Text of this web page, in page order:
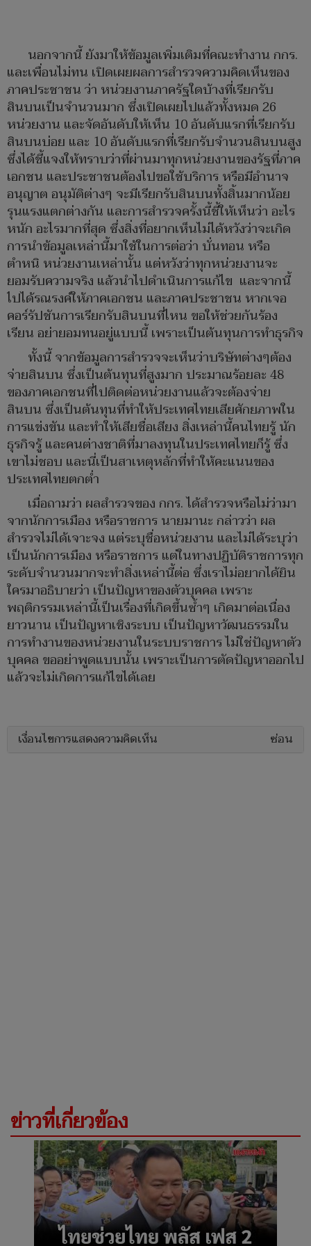
นอกจากนี้ ยังมาให้ข้อมูลเพิ่มเติมที่คณะทำงาน กกร.
และเพื่อนไม่ทน เปิดเผยผลการสำรวจความคิดเห็นของ
ภาคประชาชน ว่า หน่วยงานภาครัฐใดบ้างที่เรียกรับ
สินบนเป็นจำนวนมาก ซึ่งเปิดเผยไปแล้วทั้งหมด 26
หน่วยงาน และจัดอันดับให้เห็น 10 อันดับแรกที่เรียกรับ
สินบนบ่อย และ 10 อันดับแรกที่เรียกรับจำนวนสินบนสูง
ซึ่งได้ชี้แจงให้ทราบว่าที่ผ่านมาทุกหน่วยงานของรัฐที่ภาค
เอกชน และประชาชนต้องไปขอใช้บริการ หรือมีอำนาจ
อนุญาต อนุมัติต่างๆ จะมีเรียกรับสินบนทั้งสิ้นมากน้อย
รุนแรงแตกต่างกัน และการสำรวจครั้งนี้ชี้ให้เห็นว่า อะไร
หนัก อะไรมากที่สุด ซึ่งสิ่งที่อยากเห็นไม่ได้หวังว่าจะเกิด
การนำข้อมูลเหล่านี้มาใช้ในการต่อว่า บั่นทอน หรือ
ตำหนิ หน่วยงานเหล่านั้น แต่หวังว่าทุกหน่วยงานจะ
ยอมรับความจริง แล้วนำไปดำเนินการแก้ไข และจากนี้
ไปได้รณรงค์ให้ภาคเอกชน และภาคประชาชน หากเจอ
คอร์รัปชันการเรียกรับสินบนที่ไหน ขอให้ช่วยกันร้อง
เรียน อย่ายอมทนอยู่แบบนี้ เพราะเป็นต้นทุนการทำธุรกิจ
ทั้งนี้ จากข้อมูลการสำรวจจะเห็นว่าบริษัทต่างๆต้อง
จ่ายสินบน ซึ่งเป็นต้นทุนที่สูงมาก ประมาณร้อยละ 48
ของภาคเอกชนที่ไปติดต่อหน่วยงานแล้วจะต้องจ่าย
สินบน ซึ่งเป็นต้นทุนที่ทำให้ประเทศไทยเสียศักยภาพใน
การแข่งขัน และทำให้เสียชื่อเสียง สิ่งเหล่านี้คนไทยรู้ นัก
ธุรกิจรู้ และคนต่างชาติที่มาลงทุนในประเทศไทยก็รู้ ซึ่ง
เขาไม่ชอบ และนี่เป็นสาเหตุหลักที่ทำให้คะแนนของ
ประเทศไทยตกต่ำ
เมื่อถามว่า ผลสำรวจของ กกร. ได้สำรวจหรือไม่ว่ามา
จากนักการเมือง หรือราชการ นายมานะ กล่าวว่า ผล
สำรวจไม่ได้เจาะจง แต่ระบุชื่อหน่วยงาน และไม่ได้ระบุว่า
เป็นนักการเมือง หรือราชการ แต่ในทางปฏิบัติราชการทุก
ระดับจำนวนมากจะทำสิ่งเหล่านี้ต่อ ซึ่งเราไม่อยากได้ยิน
ใครมาอธิบายว่า เป็นปัญหาของตัวบุคคล เพราะ
พฤติกรรมเหล่านี้เป็นเรื่องที่เกิดขึ้นซ้ำๆ เกิดมาต่อเนื่อง
ยาวนาน เป็นปัญหาเชิงระบบ เป็นปัญหาวัฒนธรรมใน
การทำงานของหน่วยงานในระบบราชการ ไม่ใช่ปัญหาตัว
บุคคล ขออย่าพูดแบบนั้น เพราะเป็นการตัดปัญหาออกไป
แล้วจะไม่เกิดการแก้ไขได้เลย
เงื่อนไขการแสดงความคิดเห็น ซ่อน
ข่าวที่เกี่ยวข้อง